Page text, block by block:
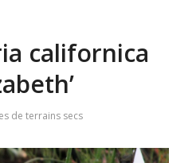
californica
de terrains secs